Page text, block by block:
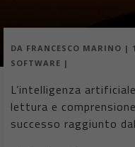
DA FRANCESCO MARINO |
SOFTWARE |
L’intelligenza
lettura e
successo raggiunto